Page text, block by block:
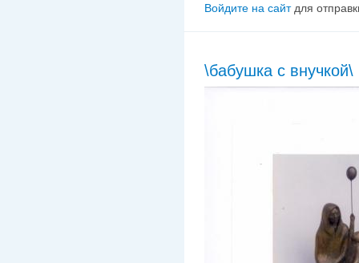
Войдите на сайтдля
\бабушка с внучкой\